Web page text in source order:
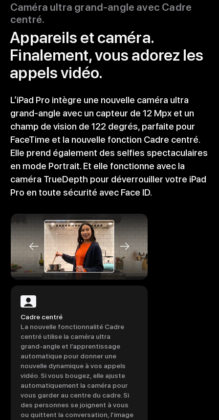
Caméra ultra grand-angle avec Cadre
centré.
Appareils et caméra.
Finalement, vous adorez les
appels vidéo.
L’iPad Pro intègre une nouvelle caméra ultra
grand-angle avec un capteur de 12 Mpx et un
champ de vision de 122 degrés, parfaite pour
FaceTime et la nouvelle fonction Cadre centré.
Elle prend également des selfies spectaculaires
en mode Portrait. Et elle fonctionne avec la
caméra TrueDepth pour déverrouiller votre iPad
Pro en toute sécurité avec Face ID.
Cadre centré
La nouvelle fonctionnalité Cadre
centré utilise la caméra ultra
grand‑angle et l’apprentissage
automatique pour donner une
nouvelle dynamique à vos appels
vidéo. Si vous bougez, elle ajuste
automatiquement la caméra pour
vous garder au centre du cadre. Si
des personnes se joignent à vous
ou quittent la conversation, l’image